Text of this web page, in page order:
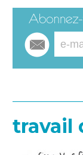
travail